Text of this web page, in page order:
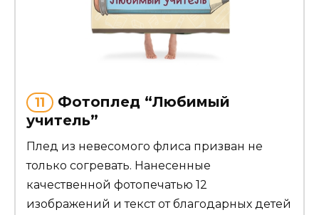
11
Фотоплед “Любимый
учитель”
Плед из невесомого флиса призван не
только согревать. Нанесенные
качественной фотопечатью 12
изображений и текст от благодарных детей